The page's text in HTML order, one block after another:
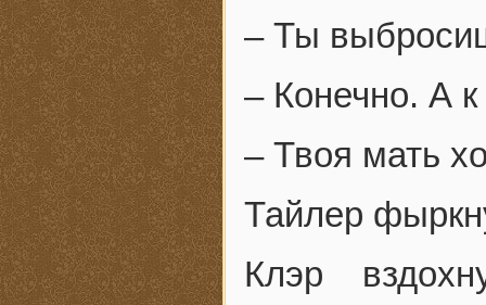
– Ты
– Конечно. А
– Твоя мать
Тайлер
Клэр